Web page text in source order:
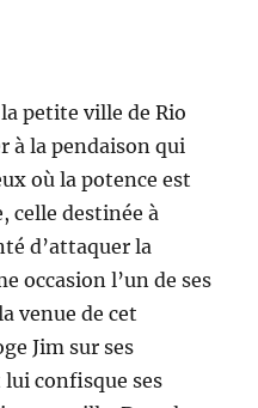
petite ville de Rio
à la pendaison qui
où la potence est
celle destinée à
d’attaquer la
occasion l’un de ses
venue de cet
Jim sur ses
confisque ses